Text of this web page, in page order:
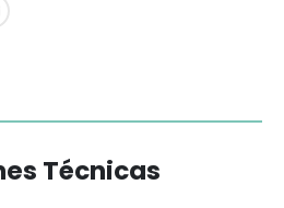
Técnicas